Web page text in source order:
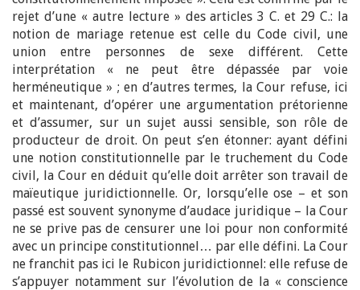
rejet d’une « autre lecture » des articles 3 C. et 29 C.: la
notion de mariage retenue est celle du Code civil, une
union entre personnes de sexe différent. Cette
interprétation « ne peut être dépassée par voie
herméneutique » ; en d’autres termes, la Cour refuse, ici
et maintenant, d’opérer une argumentation prétorienne
et d’assumer, sur un sujet aussi sensible, son rôle de
producteur de droit. On peut s’en étonner: ayant défini
une notion constitutionnelle par le truchement du Code
civil, la Cour en déduit qu’elle doit arrêter son travail de
maïeutique juridictionnelle. Or, lorsqu’elle ose – et son
passé est souvent synonyme d’audace juridique – la Cour
ne se prive pas de censurer une loi pour non conformité
avec un principe constitutionnel… par elle défini. La Cour
ne franchit pas ici le Rubicon juridictionnel: elle refuse de
s’appuyer notamment sur l’évolution de la « conscience